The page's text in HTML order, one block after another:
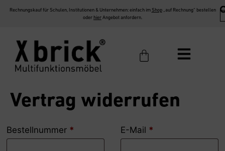
Rechnungskauf für Schulen, Institutionen & Unternehmen: einfach im Shop„auf Rechnung“ bestellen
oder hier Angebot anfordern.
Vertrag widerrufen
Bestellnummer * E-Mail *
Page URI *erforderlich